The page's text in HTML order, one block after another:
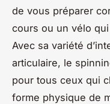
de vous préparer
cours ou un vélo
Avec sa variété
articulaire, le
pour tous ceux qui
forme physique de